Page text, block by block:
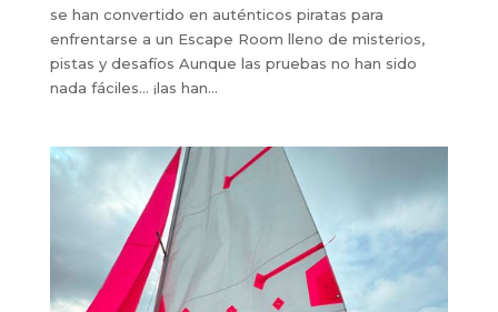
se han convertido en auténticos piratas para
enfrentarse a un Escape Room lleno de misterios,
pistas y desafíos Aunque las pruebas no han sido
nada fáciles… ¡las han...